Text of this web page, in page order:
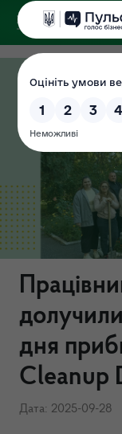
у
дня
Cleanup
Дата: 2025-09-28